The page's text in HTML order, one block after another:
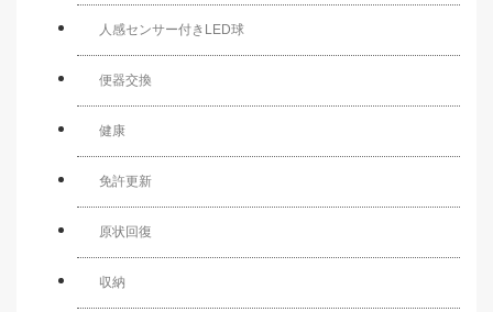
人感センサー付きLED球
便器交換
健康
免許更新
原状回復
収納